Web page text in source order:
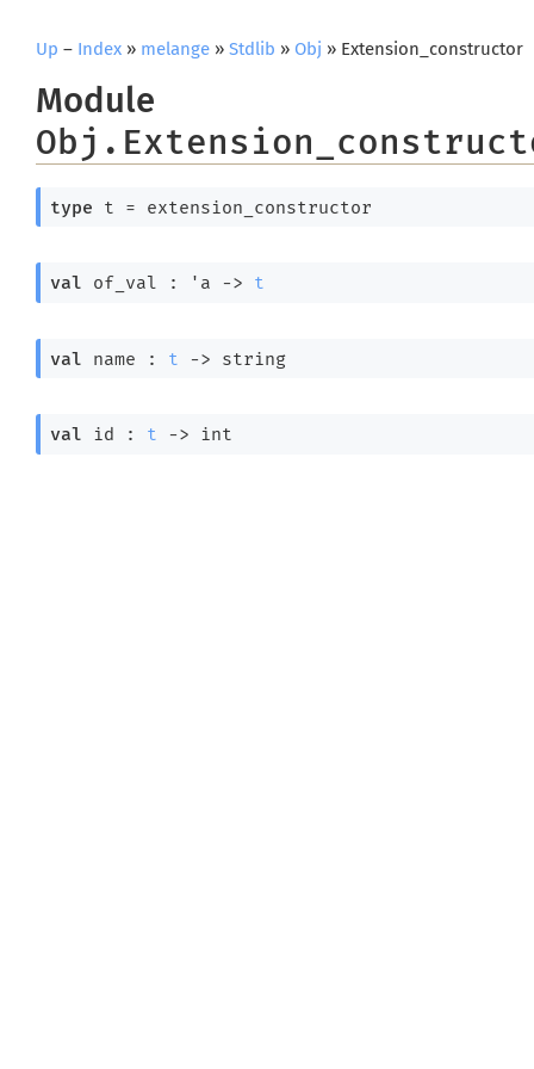
Up – Index » melange » Stdlib » Obj » Extension_constructor
Module
type t = extension_constructor
val of_val : 'a -> t
val name : t -> string
val id : t -> int